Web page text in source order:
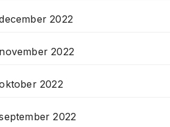
2022
november 2022
2022
2022